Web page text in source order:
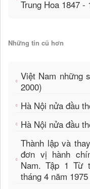
Trung Hoa 1847 -
Những tin cũ hơn
Việt Nam những
2000)
Hà Nội nửa đầu
Hà Nội nửa đầu
Thành lập và
đơn vị hành
Nam. Tập 1 Từ
tháng 4 năm 1975